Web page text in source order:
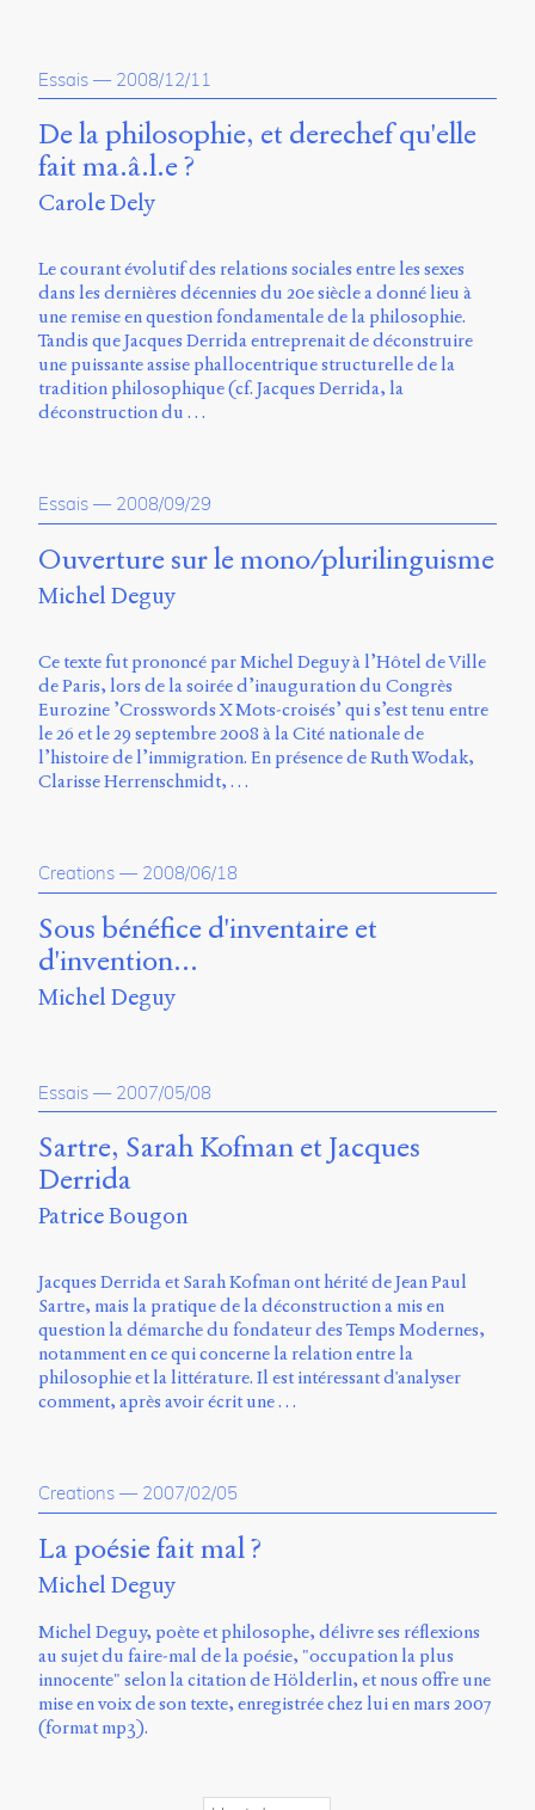
Longueuil
Local
B1-
12723
150
Pl.
Moyne
Longueuil
(QC)
J4K
0B7
Canada
Sens
public
0.1
Typographies
Jannon
de
Storm
Type
de
Vernon
Adams.
Ce
site
par
Julie
Blanc,
Maxime
Bouton,
Jérémy
De
Émile
Greis,
Timothée
Guicherd,
Servanne
Monjour,
Marcello
Vitali-
Rosati,
de
2018
2020.
Essais — 2008/12/11
De la philosophie, et derechef qu'elle
fait ma.â.l.e ?
Carole Dely
Le courant évolutif des relations sociales entre les sexes
dans les dernières décennies du 20e siècle a donné lieu à
une remise en question fondamentale de la philosophie.
Tandis que Jacques Derrida entreprenait de déconstruire
une puissante assise phallocentrique structurelle de la
tradition philosophique (cf. Jacques Derrida, la
déconstruction du …
Essais — 2008/09/29
Ouverture sur le mono/plurilinguisme
Michel Deguy
Ce texte fut prononcé par Michel Deguy à l’Hôtel de Ville
de Paris, lors de la soirée d’inauguration du Congrès
Eurozine ’Crosswords X Mots-croisés’ qui s’est tenu entre
le 26 et le 29 septembre 2008 à la Cité nationale de
l’histoire de l’immigration. En présence de Ruth Wodak,
Clarisse Herrenschmidt, …
Creations — 2008/06/18
Sous bénéfice d'inventaire et
d'invention...
Michel Deguy
Essais — 2007/05/08
Sartre, Sarah Kofman et Jacques
Derrida
Patrice Bougon
Jacques Derrida et Sarah Kofman ont hérité de Jean Paul
Sartre, mais la pratique de la déconstruction a mis en
question la démarche du fondateur des Temps Modernes,
notamment en ce qui concerne la relation entre la
philosophie et la littérature. Il est intéressant d'analyser
comment, après avoir écrit une …
Creations — 2007/02/05
La poésie fait mal ?
Michel Deguy
Michel Deguy, poète et philosophe, délivre ses réflexions
au sujet du faire-mal de la poésie, "occupation la plus
innocente" selon la citation de Hölderlin, et nous offre une
mise en voix de son texte, enregistrée chez lui en mars 2007
(format mp3).